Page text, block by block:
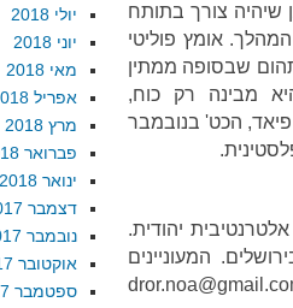
שיהיה צורך בתותח
אומץ פוליטי
שבסופה ממתין
מבינה רק כוח,
פיאד, הכט' בנובמבר
יהודית.
תיערך בשעה 20:30, ברח' מסילות ישרים 7 בירושלים. המעוניינים
יולי 2018
יוני 2018
מאי 2018
אפריל 2018
מרץ 2018
פברואר 2018
ינואר 2018
דצמבר 2017
נובמבר 2017
אוקטובר 2017
ספטמבר 2017